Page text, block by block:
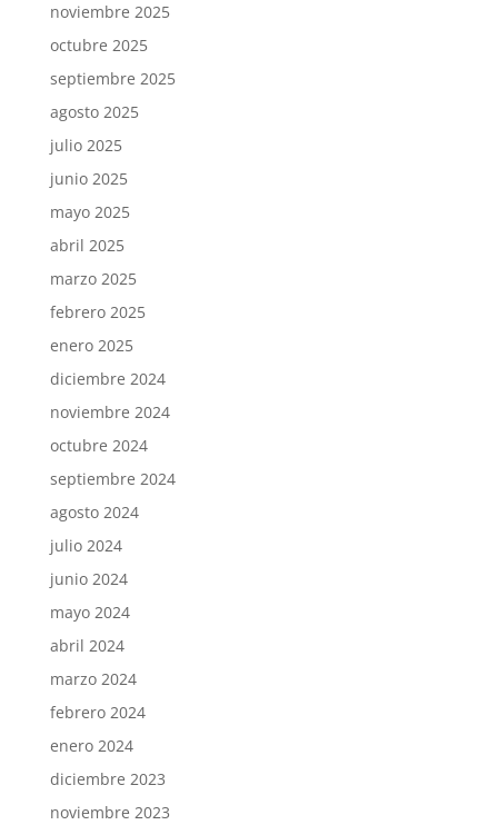
noviembre 2025
octubre 2025
septiembre 2025
agosto 2025
julio 2025
junio 2025
mayo 2025
abril 2025
marzo 2025
febrero 2025
enero 2025
diciembre 2024
noviembre 2024
octubre 2024
septiembre 2024
agosto 2024
julio 2024
junio 2024
mayo 2024
abril 2024
marzo 2024
febrero 2024
enero 2024
diciembre 2023
noviembre 2023